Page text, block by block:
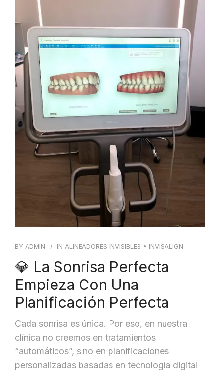
BY ADMIN IN ALINEADORES INVISIBLES • INVISALIGN
💎 La Sonrisa Perfecta
Empieza Con Una
Planificación Perfecta
Cada sonrisa es única. Por eso, en nuestra
clínica no creemos en tratamientos
“automáticos”, sino en planificaciones
personalizadas basadas en tecnología digital